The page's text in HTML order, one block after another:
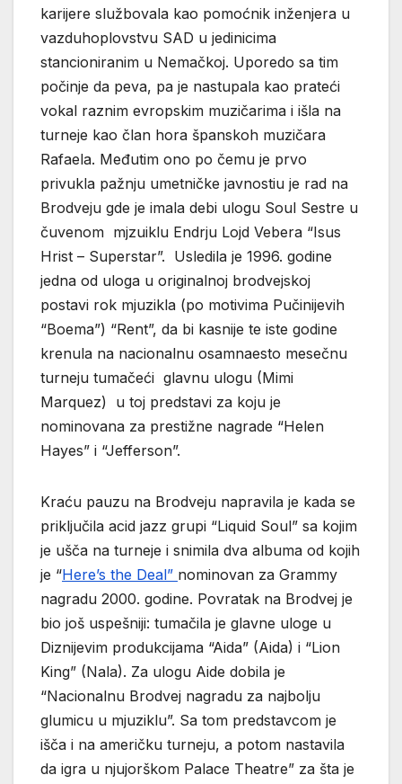
karijere službovala kao pomoćnik inženjera u
vazduhoplovstvu SAD u jedinicima
stancioniranim u Nemačkoj. Uporedo sa tim
počinje da peva, pa je nastupala kao prateći
vokal raznim evropskim muzičarima i išla na
turneje kao član hora španskoh muzičara
Rafaela. Međutim ono po čemu je prvo
privukla pažnju umetničke javnostiu je rad na
Brodveju gde je imala debi ulogu Soul Sestre u
čuvenom mjzuiklu Endrju Lojd Vebera “Isus
Hrist – Superstar”. Usledila je 1996. godine
jedna od uloga u originalnoj brodvejskoj
postavi rok mjuzikla (po motivima Pučinijevih
“Boema”) “Rent”, da bi kasnije te iste godine
krenula na nacionalnu osamnaesto mesečnu
turneju tumačeći glavnu ulogu (Mimi
Marquez) u toj predstavi za koju je
nominovana za prestižne nagrade “Helen
Hayes” i “Jefferson”.
Kraću pauzu na Brodveju napravila je kada se
priključila acid jazz grupi “Liquid Soul” sa kojim
je ušča na turneje i snimila dva albuma od kojih
je “Here’s the Deal” nominovan za Grammy
nagradu 2000. godine. Povratak na Brodvej je
bio još uspešniji: tumačila je glavne uloge u
Diznijevim produkcijama “Aida” (Aida) i “Lion
King” (Nala). Za ulogu Aide dobila je
“Nacionalnu Brodvej nagradu za najbolju
glumicu u mjuziklu”. Sa tom predstavcom je
išča i na američku turneju, a potom nastavila
da igra u njujorškom Palace Theatre” za šta je